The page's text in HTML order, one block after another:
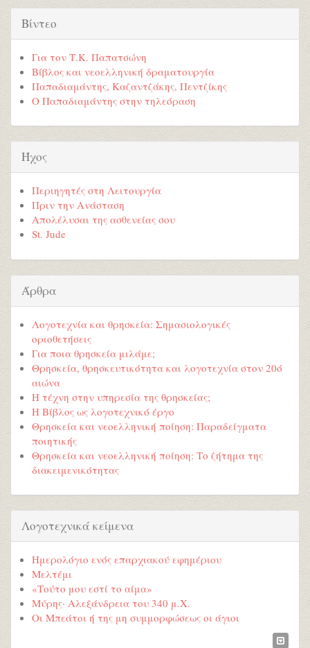
Βίντεο
Για τον Τ.Κ. Παπατσώνη
Βίβλος και νεοελληνική δραματουργία
Παπαδιαμάντης, Καζαντζάκης, Πεντζίκης
Ο Παπαδιαμάντης στην τηλεόραση
Ήχος
Περιηγητές στη Λειτουργία
Πριν την Ανάσταση
Απολέλυσαι της ασθενείας σου
St. Jude
Άρθρα
Λογοτεχνία και θρησκεία: Σημασιολογικές
οριοθετήσεις
Για ποια θρησκεία μιλάμε;
Θρησκεία, θρησκευτικότητα και λογοτεχνία στον 20ό
αιώνα
Η τέχνη στην υπηρεσία της θρησκείας;
Η Βίβλος ως λογοτεχνικό έργο
Θρησκεία και νεοελληνική ποίηση: Παραδείγματα
ποιητικής
Θρησκεία και νεοελληνική ποίηση: Το ζήτημα της
διακειμενικότητας
Λογοτεχνικά κείμενα
Ημερολόγιο ενός επαρχιακού εφημέριου
Μελτέμι
«Τούτο μου εστί το αίμα»
Μύρης· Αλεξάνδρεια του 340 μ.Χ.
Οι Μπεάτοι ή της μη συμμορφώσεως οι άγιοι